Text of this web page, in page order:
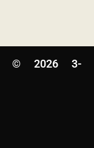
© 2026 3-